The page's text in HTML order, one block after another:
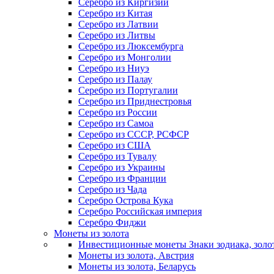
Серебро из Киргизии
Серебро из Китая
Серебро из Латвии
Серебро из Литвы
Серебро из Люксембурга
Серебро из Монголии
Серебро из Ниуэ
Серебро из Палау
Серебро из Португалии
Серебро из Приднестровья
Серебро из России
Серебро из Самоа
Серебро из СССР, РСФСР
Серебро из США
Серебро из Тувалу
Серебро из Украины
Серебро из Франции
Серебро из Чада
Серебро Острова Кука
Серебро Российская империя
Серебро Фиджи
Монеты из золота
Инвестиционные монеты Знаки зодиака,
Монеты из золота, Австрия
Монеты из золота, Беларусь